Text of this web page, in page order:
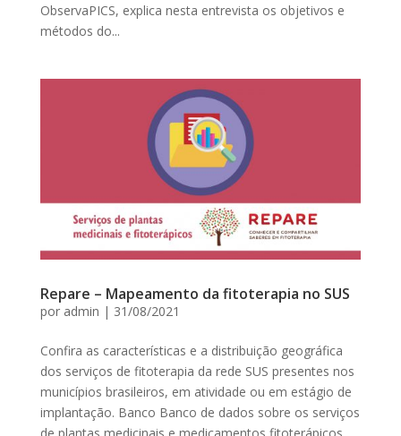
ObservaPICS, explica nesta entrevista os objetivos e
métodos do...
Repare – Mapeamento da fitoterapia no SUS
por admin | 31/08/2021
Confira as características e a distribuição geográfica
dos serviços de fitoterapia da rede SUS presentes nos
municípios brasileiros, em atividade ou em estágio de
implantação. Banco Banco de dados sobre os serviços